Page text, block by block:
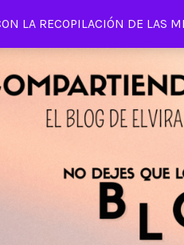
LA RECOPILACIÓN DE LAS